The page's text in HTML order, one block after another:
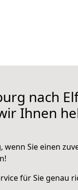
nach
Ihnen
, wenn Sie einen
für Sie genau